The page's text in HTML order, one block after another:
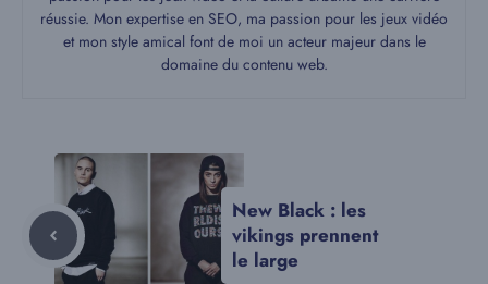
réussie. Mon expertise en SEO, ma passion pour les jeux vidéo
et mon style amical font de moi un acteur majeur dans le
domaine du contenu web.
New Black : les
vikings prennent
le large